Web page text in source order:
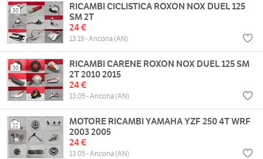
30
RICAMBI CICLISTICA ROXON NOX DUEL 125
SM 2T
24 €
13:19 - Ancona (AN)
30
RICAMBI CARENE ROXON NOX DUEL 125 SM
2T 2010 2015
24 €
13:05 - Ancona (AN)
22
MOTORE RICAMBI YAMAHA YZF 250 4T WRF
2003 2005
24 €
13:05 - Ancona (AN)